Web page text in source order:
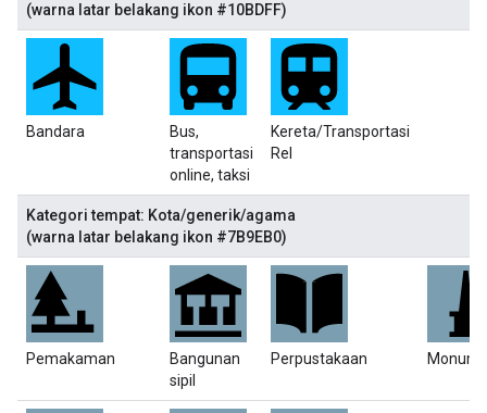
(warna latar belakang ikon #10BDFF)
Bandara
Bus,
transportasi
online, taksi
Kereta/Transportasi
Rel
Kategori tempat: Kota/generik/agama
(warna latar belakang ikon #7B9EB0)
Pemakaman
Bangunan
sipil
Perpustakaan